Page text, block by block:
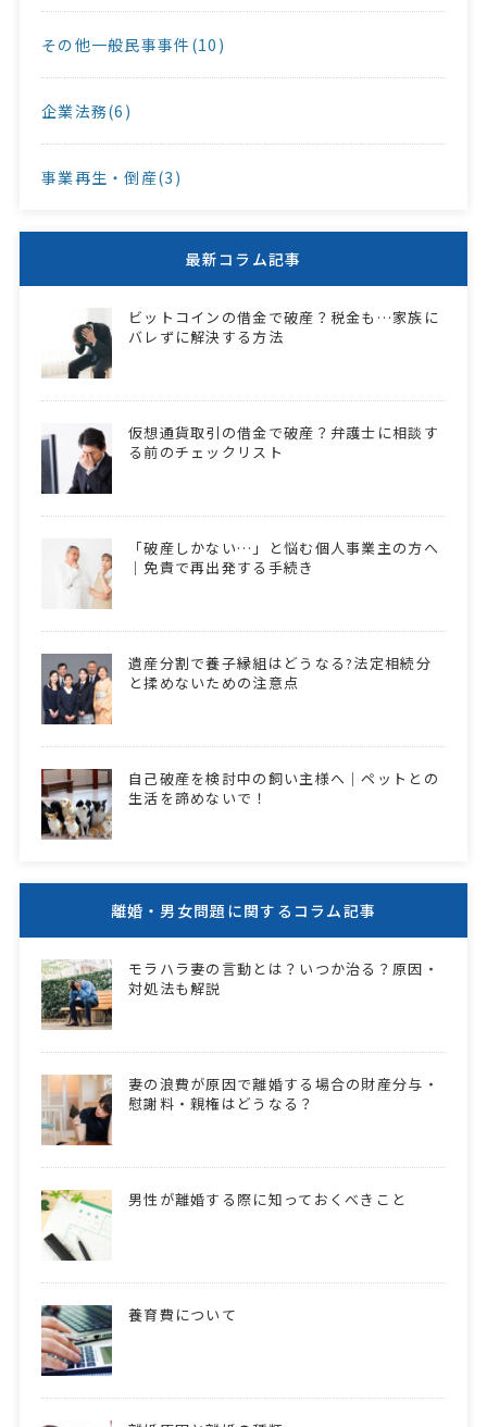
その他一般民事事件(10)
企業法務(6)
事業再生・倒産(3)
最新コラム記事
ビットコインの借金で破産？税金も…家族に
バレずに解決する方法
仮想通貨取引の借金で破産？弁護士に相談す
る前のチェックリスト
「破産しかない…」と悩む個人事業主の方へ
｜免責で再出発する手続き
遺産分割で養子縁組はどうなる?法定相続分
と揉めないための注意点
自己破産を検討中の飼い主様へ｜ペットとの
生活を諦めないで！
離婚・男女問題に関するコラム記事
モラハラ妻の言動とは？いつか治る？原因・
対処法も解説
妻の浪費が原因で離婚する場合の財産分与・
慰謝料・親権はどうなる？
男性が離婚する際に知っておくべきこと
養育費について